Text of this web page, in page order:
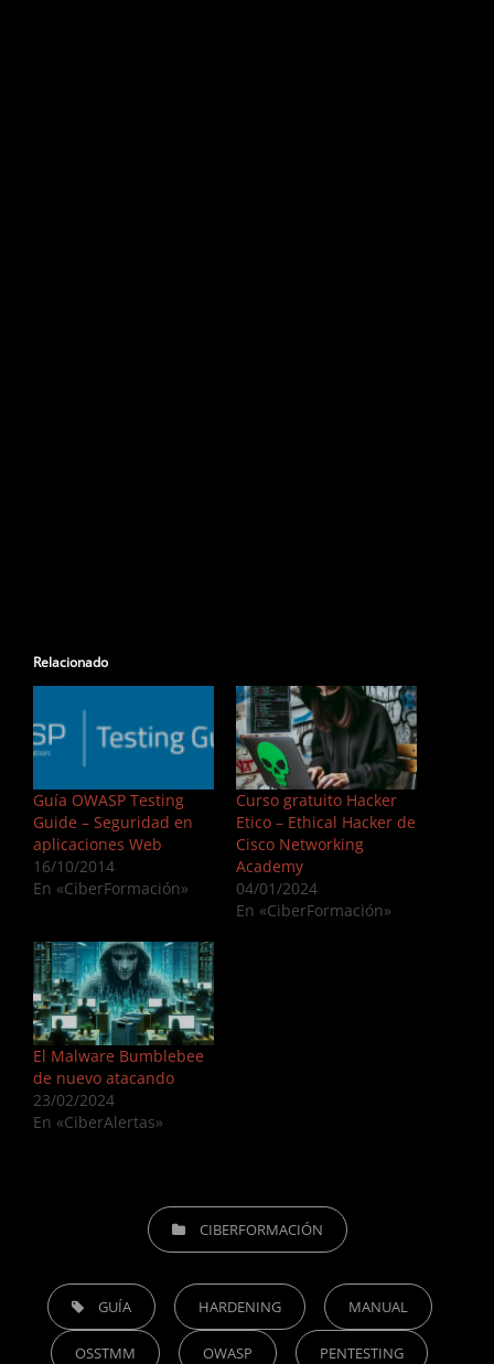
Relacionado
Guía OWASP Testing
Guide – Seguridad en
aplicaciones Web
16/10/2014
En «CiberFormación»
Curso gratuito Hacker
Etico – Ethical Hacker de
Cisco Networking
Academy
04/01/2024
En «CiberFormación»
El Malware Bumblebee
de nuevo atacando
23/02/2024
En «CiberAlertas»
CATEGORÍASCIBERFORMACIÓN
ETIQUETAS,
GUÍA HARDENING MANUAL
OSSTMM OWASP PENTESTING